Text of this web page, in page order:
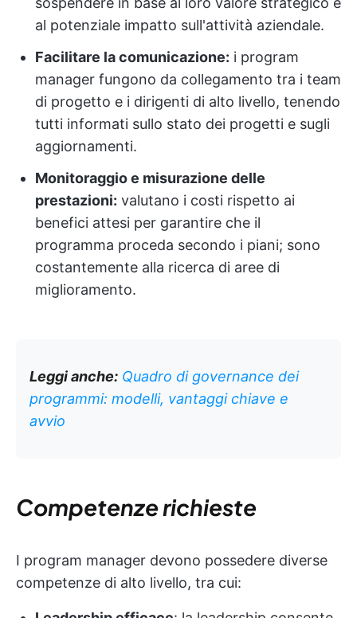
al potenziale impatto sull'attività aziendale.
Facilitare la comunicazione: i program
manager fungono da collegamento tra i team
di progetto e i dirigenti di alto livello, tenendo
tutti informati sullo stato dei progetti e sugli
aggiornamenti.
Monitoraggio e misurazione delle
prestazioni: valutano i costi rispetto ai
benefici attesi per garantire che il
programma proceda secondo i piani; sono
costantemente alla ricerca di aree di
miglioramento.
Leggi anche: Quadro di governance dei
programmi: modelli, vantaggi chiave e
avvio
Competenze richieste
I program manager devono possedere diverse
competenze di alto livello, tra cui: